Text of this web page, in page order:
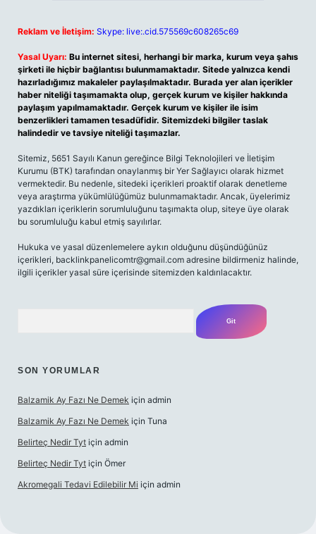
Reklam ve İletişim: Skype: live:.cid.575569c608265c69
Yasal Uyarı: Bu internet sitesi, herhangi bir marka, kurum veya şahıs
şirketi ile hiçbir bağlantısı bulunmamaktadır. Sitede yalnızca kendi
hazırladığımız makaleler paylaşılmaktadır. Burada yer alan içerikler
haber niteliği taşımamakta olup, gerçek kurum ve kişiler hakkında
paylaşım yapılmamaktadır. Gerçek kurum ve kişiler ile isim
benzerlikleri tamamen tesadüfidir. Sitemizdeki bilgiler taslak
halindedir ve tavsiye niteliği taşımazlar.
Sitemiz, 5651 Sayılı Kanun gereğince Bilgi Teknolojileri ve İletişim
Kurumu (BTK) tarafından onaylanmış bir Yer Sağlayıcı olarak hizmet
vermektedir. Bu nedenle, sitedeki içerikleri proaktif olarak denetleme
veya araştırma yükümlülüğümüz bulunmamaktadır. Ancak, üyelerimiz
yazdıkları içeriklerin sorumluluğunu taşımakta olup, siteye üye olarak
bu sorumluluğu kabul etmiş sayılırlar.
Hukuka ve yasal düzenlemelere aykırı olduğunu düşündüğünüz
içerikleri, backlinkpanelicomtr@gmail.com adresine bildirmeniz halinde,
ilgili içerikler yasal süre içerisinde sitemizden kaldırılacaktır.
SON YORUMLAR
Balzamik Ay Fazı Ne Demek için admin
Balzamik Ay Fazı Ne Demek için Tuna
Belirteç Nedir Tyt için admin
Belirteç Nedir Tyt için Ömer
Akromegali Tedavi Edilebilir Mi için admin